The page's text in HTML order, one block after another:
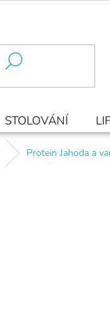
STOLOVÁNÍ
Protein Jahoda a